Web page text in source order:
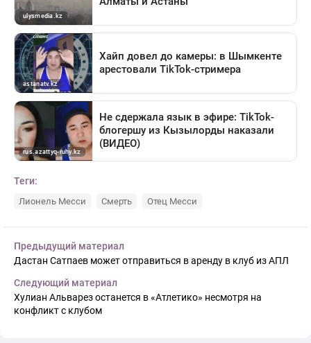
Теги:
Лионель Месси Смерть Отец Месси
Предыдущий материал
Дастан Сатпаев может отправиться в аренду в клуб из АПЛ
Следующий материал
Хулиан Альварез останется в «Атлетико» несмотря на
конфликт с клубом